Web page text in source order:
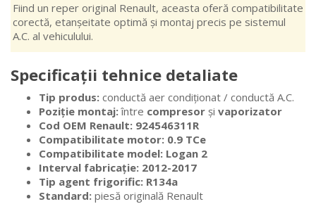
Fiind un reper original Renault, aceasta oferă compatibilitate
corectă, etanșeitate optimă și montaj precis pe sistemul
A.C. al vehiculului.
Specificații tehnice detaliate
Tip produs: conductă aer condiționat / conductă A.C.
Poziție montaj:între compresor și vaporizator
Cod OEM Renault: 924546311R
Compatibilitate motor: 0.9 TCe
Compatibilitate model: Logan 2
Interval fabricație: 2012-2017
Tip agent frigorific: R134a
Standard: piesă originală Renault